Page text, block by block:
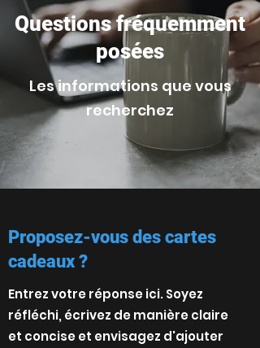
Questions fréquemment
posées
Les informations que vous
recherchez
Proposez-vous des cartes
cadeaux ?
Entrez votre réponse ici. Soyez
réfléchi, écrivez de manière claire
et concise et envisagez d'ajouter